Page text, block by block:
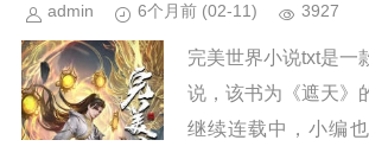
admin 6个月前 (02-11) 3927
完美世界小说txt是一
说，该书为《遮天》
继续连载中，小编